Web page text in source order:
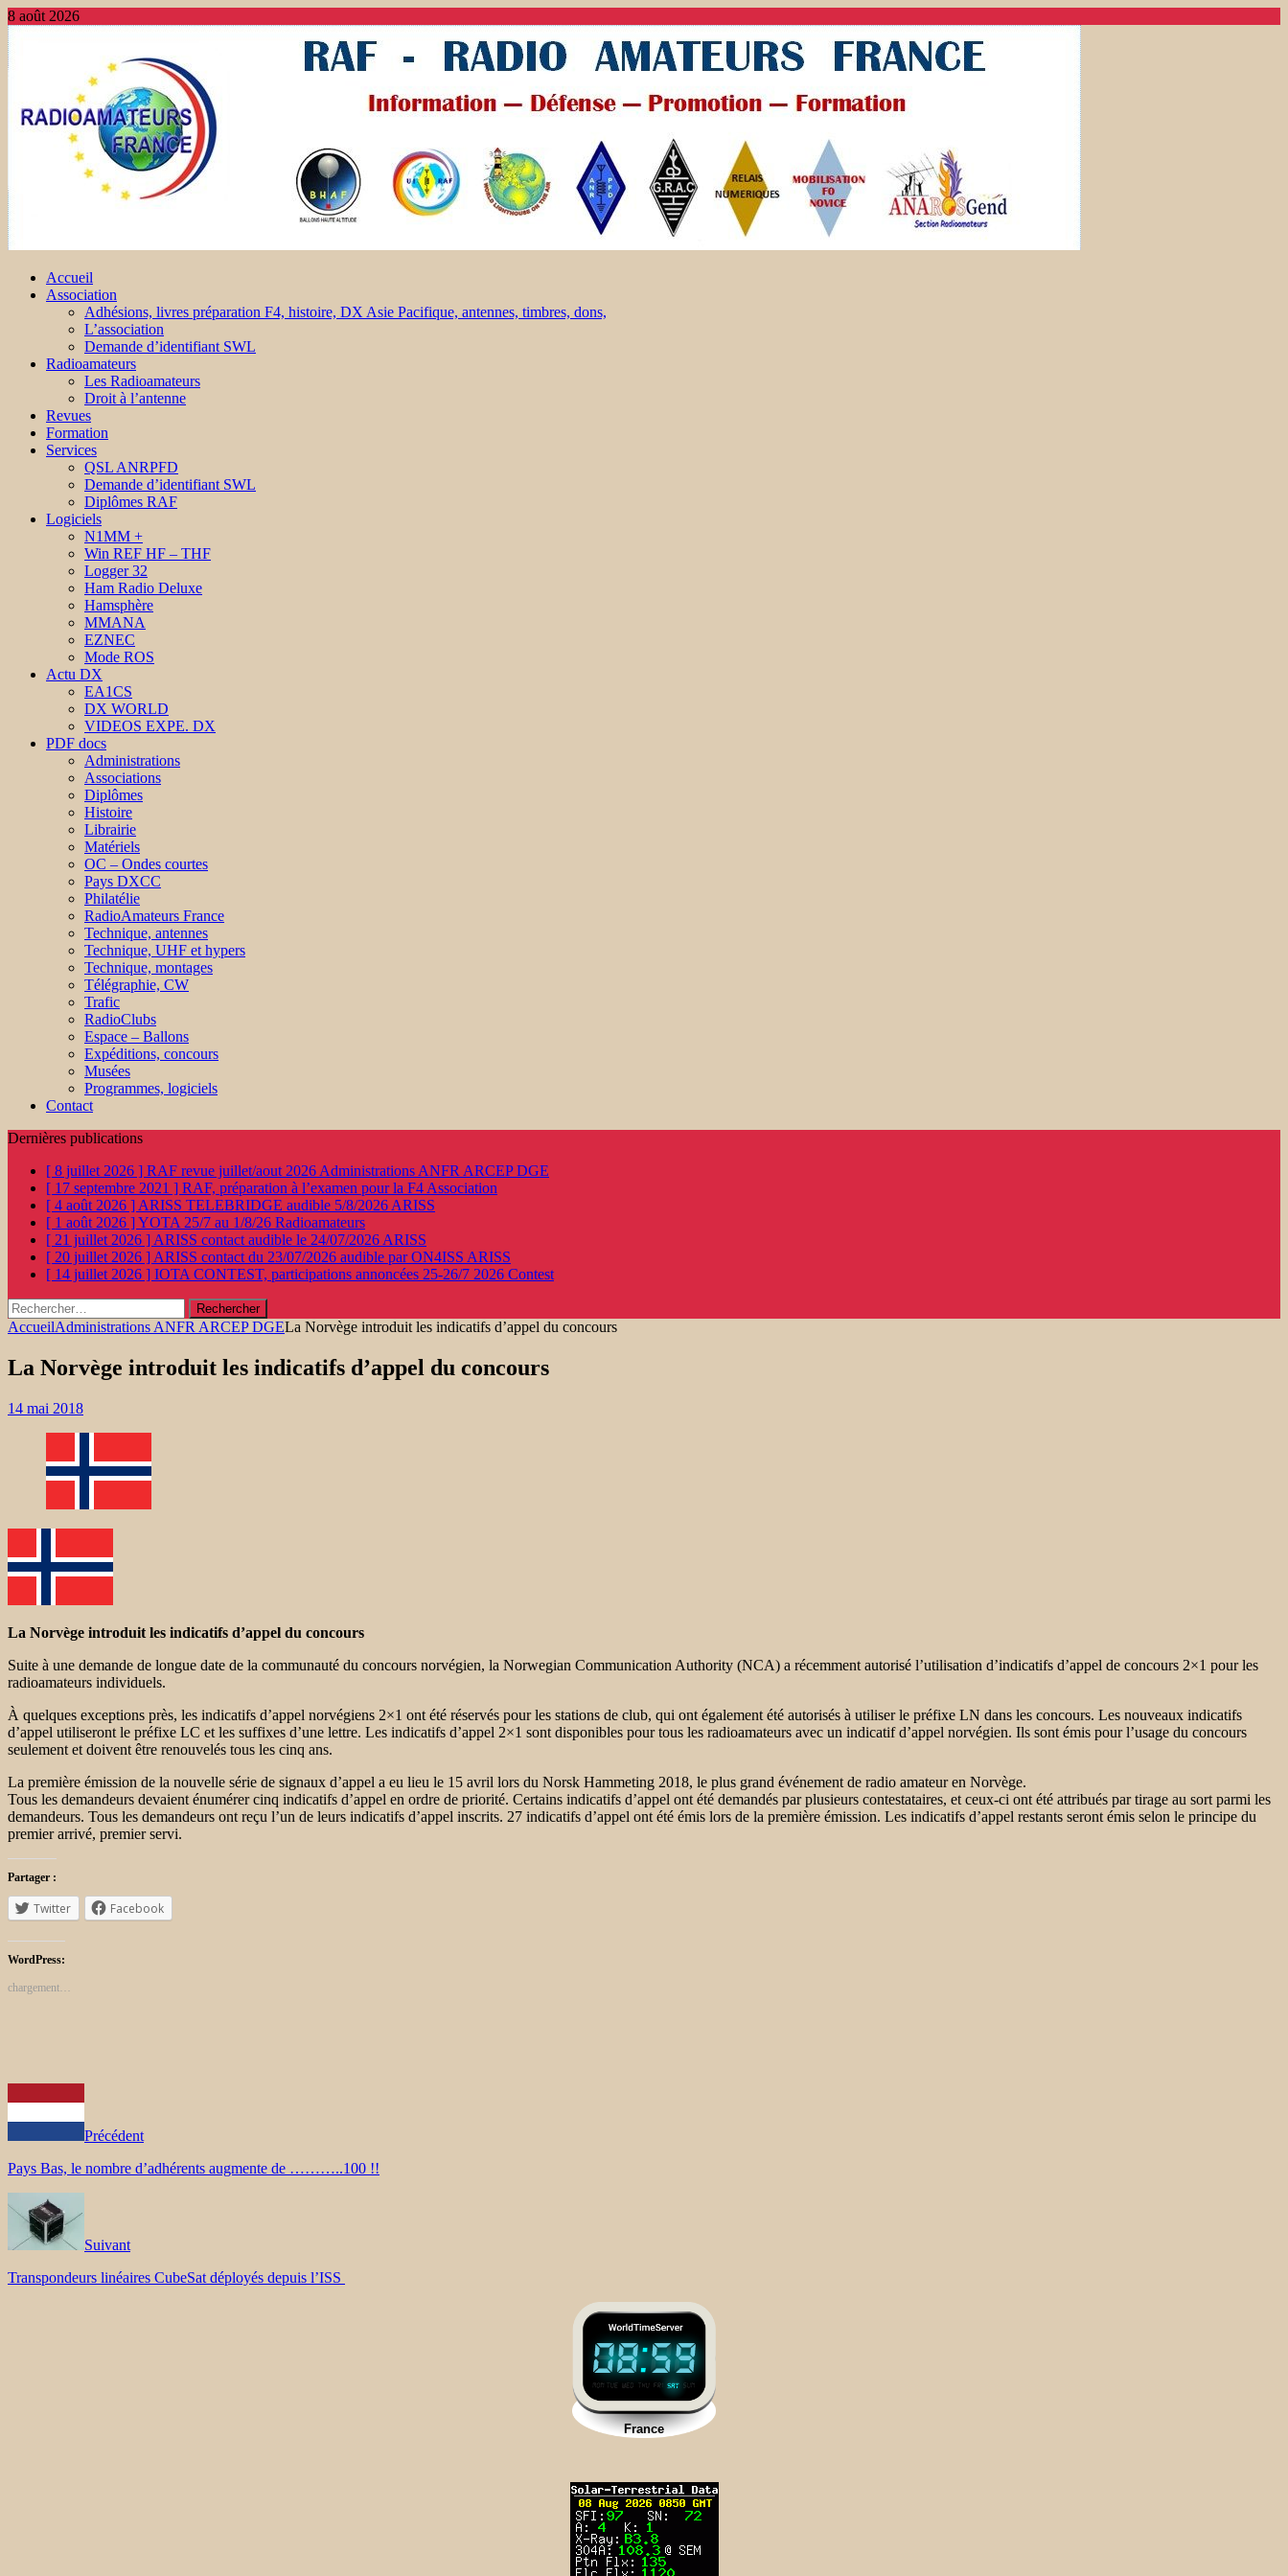
8 août 2026
Accueil
Association
Adhésions, livres préparation F4, histoire, DX Asie Pacifique, antennes, timbres, dons,
L’association
Demande d’identifiant SWL
Radioamateurs
Les Radioamateurs
Droit à l’antenne
Revues
Formation
Services
QSL ANRPFD
Demande d’identifiant SWL
Diplômes RAF
Logiciels
N1MM +
Win REF HF – THF
Logger 32
Ham Radio Deluxe
Hamsphère
MMANA
EZNEC
Mode ROS
Actu DX
EA1CS
DX WORLD
VIDEOS EXPE. DX
PDF docs
Administrations
Associations
Diplômes
Histoire
Librairie
Matériels
OC – Ondes courtes
Pays DXCC
Philatélie
RadioAmateurs France
Technique, antennes
Technique, UHF et hypers
Technique, montages
Télégraphie, CW
Trafic
RadioClubs
Espace – Ballons
Expéditions, concours
Musées
Programmes, logiciels
Contact
Dernières publications
[ 8 juillet 2026 ] RAF revue juillet/aout 2026 Administrations ANFR ARCEP DGE
[ 17 septembre 2021 ] RAF, préparation à l’examen pour la F4 Association
[ 4 août 2026 ] ARISS TELEBRIDGE audible 5/8/2026 ARISS
[ 1 août 2026 ]YOTA 25/7 au 1/8/26 Radioamateurs
[ 21 juillet 2026 ] ARISS contact audible le 24/07/2026 ARISS
[ 20 juillet 2026 ] ARISS contact du 23/07/2026 audible par ON4ISS ARISS
[ 14 juillet 2026 ] IOTA CONTEST, participations annoncées 25-26/7 2026 Contest
Rechercher :
AccueilAdministrations ANFR ARCEP DGELa Norvège introduit les indicatifs d’appel du concours
La Norvège introduit les indicatifs d’appel du concours
14 mai 2018
La Norvège introduit les indicatifs d’appel du concours
Suite à une demande de longue date de la communauté du concours norvégien, la Norwegian Communication Authority (NCA) a récemment autorisé l’utilisation d’indicatifs d’appel de concours 2×1 pour les
radioamateurs individuels.
À quelques exceptions près, les indicatifs d’appel norvégiens 2×1 ont été réservés pour les stations de club, qui ont également été autorisés à utiliser le préfixe LN dans les concours. Les nouveaux indicatifs
d’appel utiliseront le préfixe LC et les suffixes d’une lettre. Les indicatifs d’appel 2×1 sont disponibles pour tous les radioamateurs avec un indicatif d’appel norvégien. Ils sont émis pour l’usage du concours
seulement et doivent être renouvelés tous les cinq ans.
La première émission de la nouvelle série de signaux d’appel a eu lieu le 15 avril lors du Norsk Hammeting 2018, le plus grand événement de radio amateur en Norvège.
Tous les demandeurs devaient énumérer cinq indicatifs d’appel en ordre de priorité. Certains indicatifs d’appel ont été demandés par plusieurs contestataires, et ceux-ci ont été attribués par tirage au sort parmi les
demandeurs. Tous les demandeurs ont reçu l’un de leurs indicatifs d’appel inscrits. 27 indicatifs d’appel ont été émis lors de la première émission. Les indicatifs d’appel restants seront émis selon le principe du
premier arrivé, premier servi.
Partager :
Twitter Facebook
WordPress:
chargement…
Précédent
Pays Bas, le nombre d’adhérents augmente de ………..100 !!
Suivant
Transpondeurs linéaires CubeSat déployés depuis l’ISS